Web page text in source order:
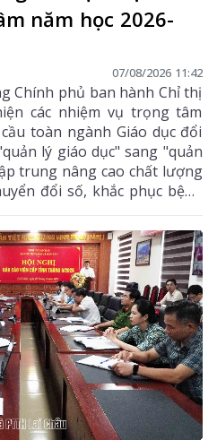
năm học 2026-
07/08/2026 11:42
Chính phủ ban hành Chỉ thị
các nhiệm vụ trọng tâm
toàn ngành Giáo dục đổi
lý giáo dục" sang "quản
trung nâng cao chất lượng
đổi số, khắc phục bệnh
viên, trường lớp, cơ sở
trường giáo dục an toàn,
phát triển nguồn nhân lực